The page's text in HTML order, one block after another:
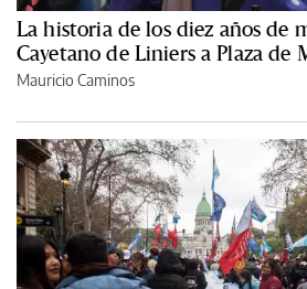
La historia de los diez años de
Cayetano de Liniers a Plaza de
Mauricio Caminos